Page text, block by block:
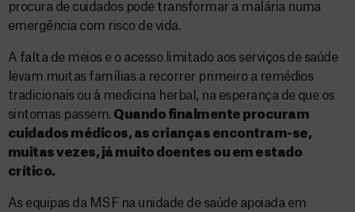
procura de cuidados pode transformar a malária numa
emergência com risco de vida.
A falta de meios e o acesso limitado aos serviços de saúde
levam muitas famílias a recorrer primeiro a remédios
tradicionais ou à medicina herbal, na esperança de que os
sintomas passem. Quando finalmente procuram
cuidados médicos, as crianças encontram-se,
muitas vezes, já muito doentes ou em estado
crítico.
As equipas da MSF na unidade de saúde apoiada em